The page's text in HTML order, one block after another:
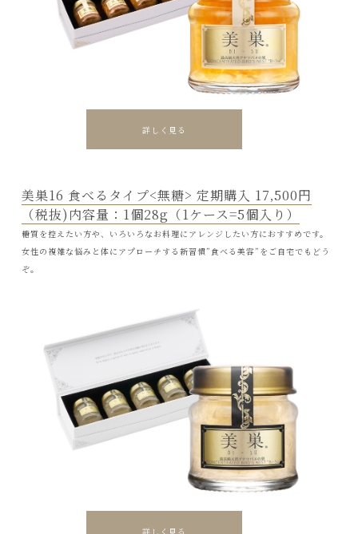
詳しく見る
美巣16 食べるタイプ<無糖> 定期購入 17‚500円
（税抜)内容量：1個28g（1ケース=5個入り）
糖質を控えたい方や、いろいろなお料理にアレンジしたい方におすすめです。
女性の複雑な悩みと体にアプローチする新習慣”食べる美容”をご自宅でもどう
ぞ。
詳しく見る